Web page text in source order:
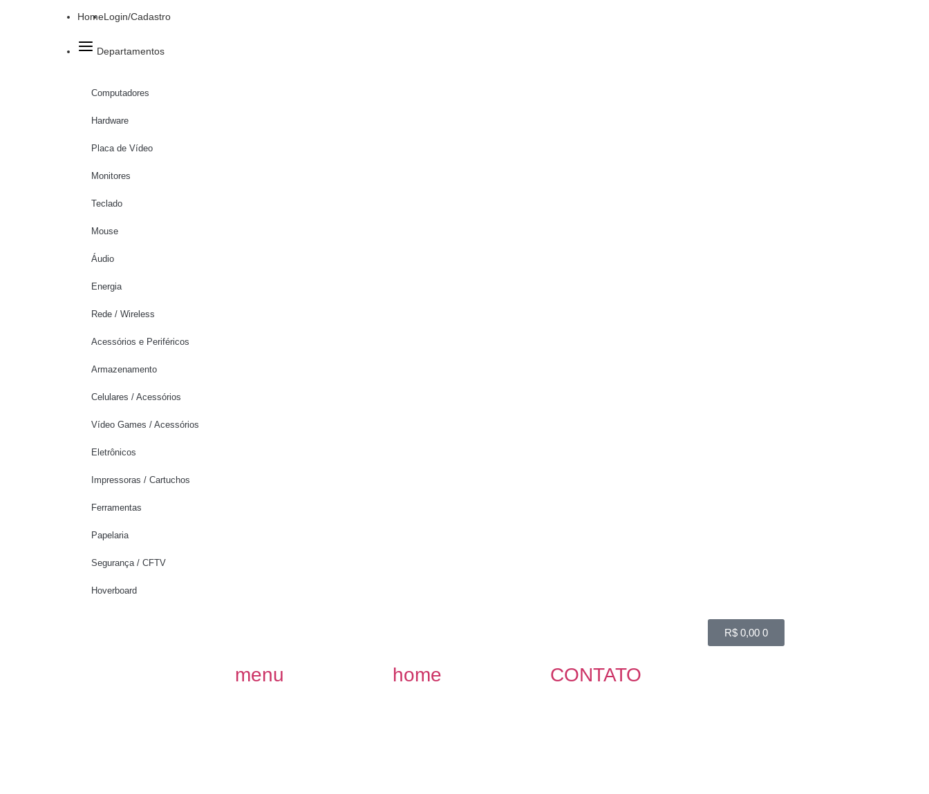
HomeLogin/Cadastro
Departamentos
Computadores
Hardware
Placa de Vídeo
Monitores
Teclado
Mouse
Áudio
Energia
Rede / Wireless
Acessórios e Periféricos
Armazenamento
Celulares / Acessórios
Vídeo Games / Acessórios
Eletrônicos
Impressoras / Cartuchos
Ferramentas
Papelaria
Segurança / CFTV
Hoverboard
menu home CONTATO
R$ 0,00 0